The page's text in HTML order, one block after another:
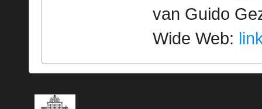
van Guido
Wide Web: